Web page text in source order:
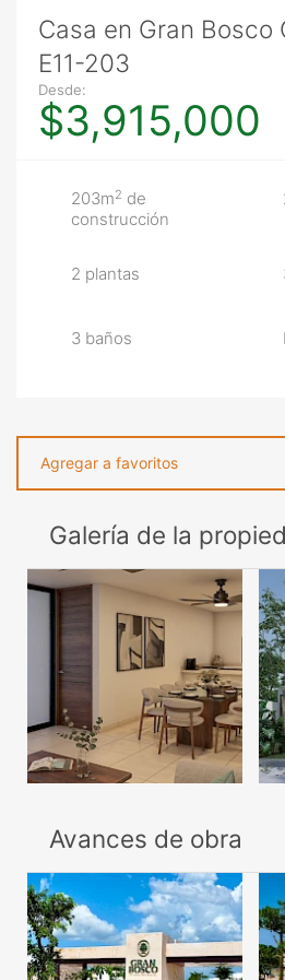
Casa en Gran Bosco
E11-203
Desde:
$3,915,000
203m2 de
construcción
2 plantas
3 baños
Agregar a favoritos
Galería de la
Avances de obra